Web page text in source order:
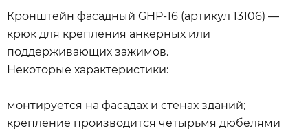
Кронштейн фасадный GHP-16 (артикул 13106) —
крюк для крепления анкерных или
поддерживающих зажимов.
Некоторые характеристики:
монтируется на фасадах и стенах зданий;
крепление производится четырьмя дюбелями